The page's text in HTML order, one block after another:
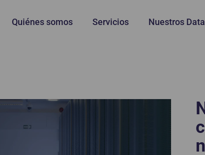
Quiénes somos Servicios Nuestros